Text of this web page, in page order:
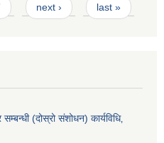
next › last »
(दोस्रो संशोधन) कार्यविधि‚